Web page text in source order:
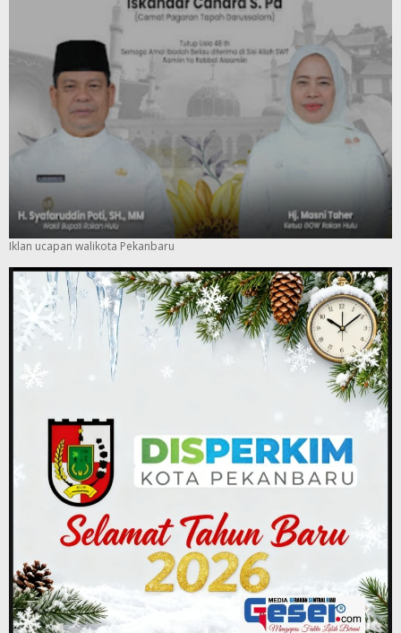
Iklan ucapan walikota Pekanbaru